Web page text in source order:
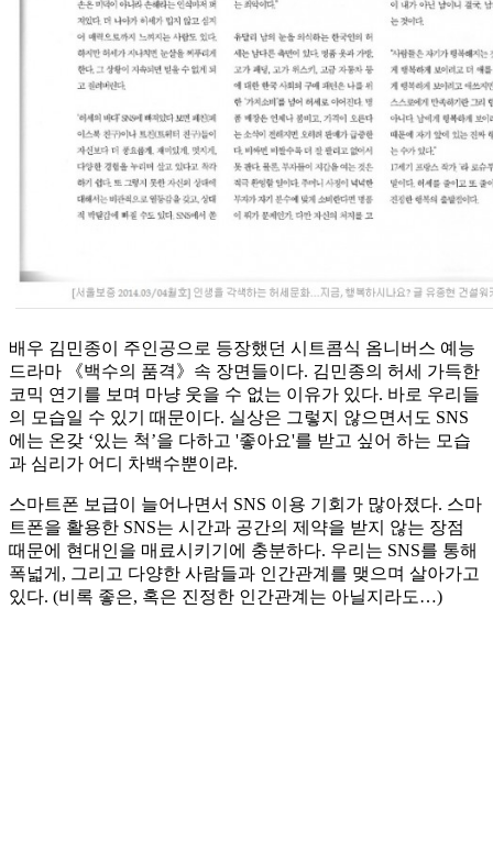
배우 김민종이 주인공으로 등장했던 시트콤식 옴니버스 예능
드라마 《백수의 품격》속 장면들이다. 김민종의 허세 가득한
코믹 연기를 보며 마냥 웃을 수 없는 이유가 있다. 바로 우리들
의 모습일 수 있기 때문이다. 실상은 그렇지 않으면서도 SNS
에는 온갖 ‘있는 척’을 다하고 '좋아요'를 받고 싶어 하는 모습
과 심리가 어디 차백수뿐이랴.
스마트폰 보급이 늘어나면서 SNS 이용 기회가 많아졌다. 스마
트폰을 활용한 SNS는 시간과 공간의 제약을 받지 않는 장점
때문에 현대인을 매료시키기에 충분하다. 우리는 SNS를 통해
폭넓게, 그리고 다양한 사람들과 인간관계를 맺으며 살아가고
있다. (비록 좋은, 혹은 진정한 인간관계는 아닐지라도…)